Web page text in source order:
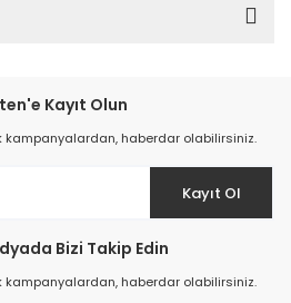
Kayıt Olun
kampanyalardan, haberdar olabilirsiniz.
Kayıt Ol
Bizi Takip Edin
kampanyalardan, haberdar olabilirsiniz.